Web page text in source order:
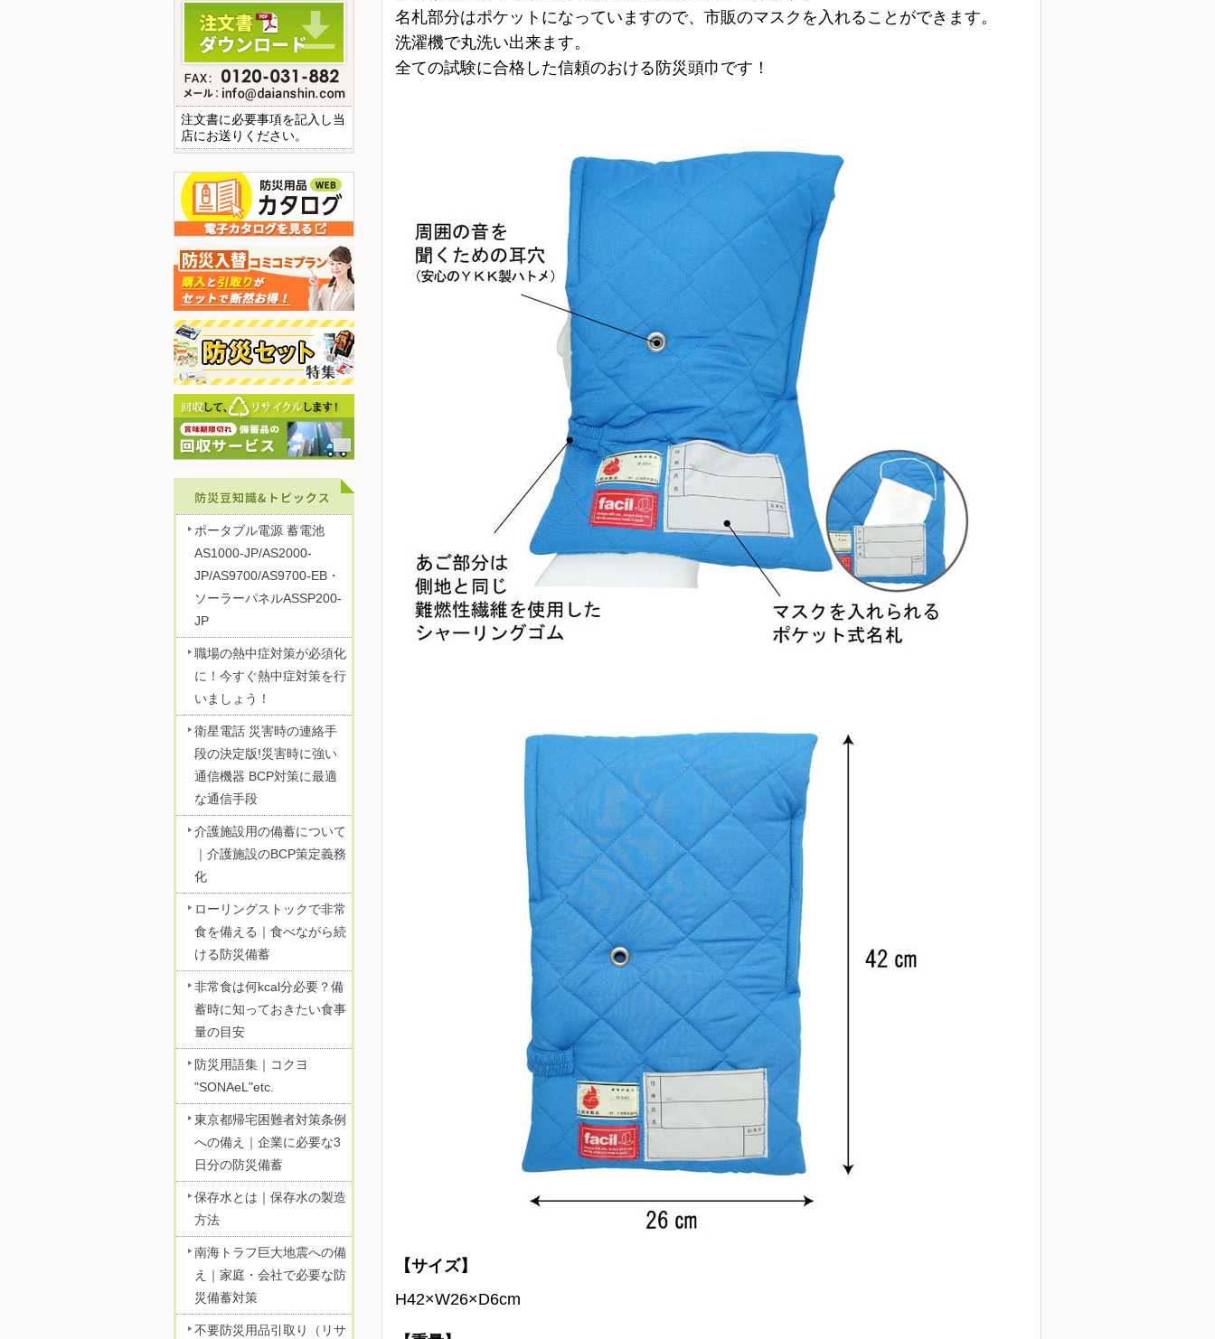
名札部分はポケットになっていますので、市販のマスクを入れることができます。
洗濯機で丸洗い出来ます。
全ての試験に合格した信頼のおける防災頭巾です！
【サイズ】
H42×W26×D6cm
注文書に必要事項を記入し当
店にお送りください。
ポータブル電源 蓄電池
AS1000-JP/AS2000-
JP/AS9700/AS9700-EB・
ソーラーパネルASSP200-
JP
職場の熱中症対策が必須化
に！今すぐ熱中症対策を行
いましょう！
衛星電話 災害時の連絡手
段の決定版!災害時に強い
通信機器 BCP対策に最適
な通信手段
介護施設用の備蓄について
｜介護施設のBCP策定義務
化
ローリングストックで非常
食を備える｜食べながら続
ける防災備蓄
非常食は何kcal分必要？備
蓄時に知っておきたい食事
量の目安
防災用語集｜コクヨ
"SONAeL"etc.
東京都帰宅困難者対策条例
への備え｜企業に必要な3
日分の防災備蓄
保存水とは｜保存水の製造
方法
南海トラフ巨大地震への備
え｜家庭・会社で必要な防
災備蓄対策
不要防災用品引取り（リサ